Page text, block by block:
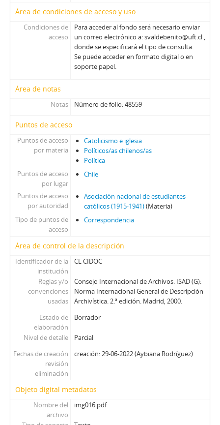
Área de condiciones de acceso y uso
Condiciones de
acceso
Para acceder al fondo será necesario enviar
un correo electrónico a: svaldebenito@uft.cl ,
donde se especificará el tipo de consulta.
Se puede acceder en formato digital o en
soporte papel.
Área de notas
Notas Número de folio: 48559
Puntos de acceso
Puntos de acceso
por materia
Catolicismo e iglesia
Políticos/as chilenos/as
Política
Puntos de acceso
por lugar
Chile
Puntos de acceso
por autoridad
Asociación nacional de estudiantes
católicos (1915-1941)(Materia)
Tipo de puntos de
acceso
Correspondencia
Área de control de la descripción
Identificador de la
institución
CL CIDOC
Reglas y/o
convenciones
usadas
Consejo Internacional de Archivos. ISAD (G):
Norma Internacional General de Descripción
Archivística. 2.ª edición. Madrid, 2000.
Estado de
elaboración
Borrador
Nivel de detalle
Parcial
Fechas de creación
revisión
eliminación
creación: 29-06-2022 (Aybiana Rodríguez)
Objeto digital metadatos
Nombre del
archivo
img016.pdf